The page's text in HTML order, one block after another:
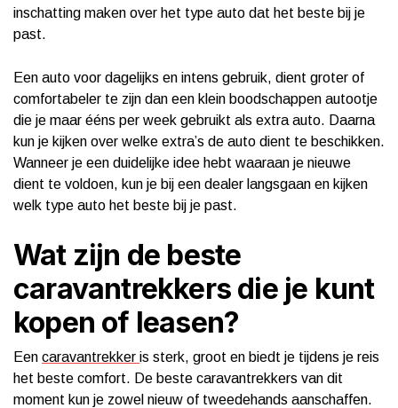
inschatting maken over het type auto dat het beste bij je
past.
Een auto voor dagelijks en intens gebruik, dient groter of
comfortabeler te zijn dan een klein boodschappen autootje
die je maar ééns per week gebruikt als extra auto. Daarna
kun je kijken over welke extra’s de auto dient te beschikken.
Wanneer je een duidelijke idee hebt waaraan je nieuwe
dient te voldoen, kun je bij een dealer langsgaan en kijken
welk type auto het beste bij je past.
Wat zijn de beste
caravantrekkers die je kunt
kopen of leasen?
Een caravantrekker is sterk, groot en biedt je tijdens je reis
het beste comfort. De beste caravantrekkers van dit
moment kun je zowel nieuw of tweedehands aanschaffen.